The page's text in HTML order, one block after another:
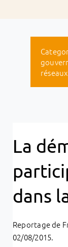
réseaux
La
dans
Reportage de
02/08/2015.